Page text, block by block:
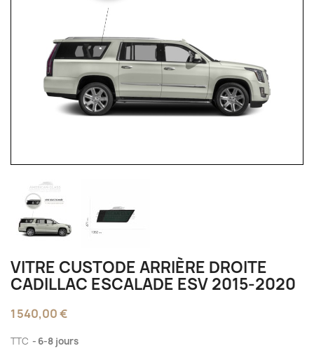
VITRE CUSTODE ARRIÈRE DROITE
CADILLAC ESCALADE ESV 2015-2020
1 540,00 €
TTC 6-8 jours